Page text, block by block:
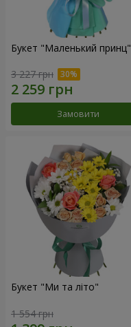
Букет "Маленький принц"
3 227 грн
Замовити
Букет "Ми та літо"
1 554 грн